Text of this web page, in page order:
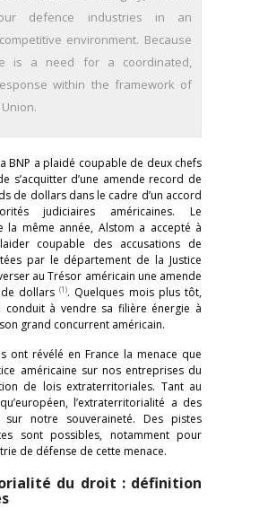
defence industries in an
environment. Because
is a need for a coordinated,
within the framework of
BNP a plaidé coupable de deux chefs
s’acquitter d’une amende record de
de dollars dans le cadre d’un accord
judiciaires américaines. Le
la même année, Alstom a accepté à
coupable des accusations de
par le département de la Justice
au Trésor américain une amende
de dollars(1). Quelques mois plus tôt,
conduit à vendre sa filière énergie à
grand concurrent américain.
ont révélé en France la menace que
américaine sur nos entreprises du
de lois extraterritoriales. Tant au
l’extraterritorialité a des
sur notre souveraineté. Des pistes
sont possibles, notamment pour
de défense de cette menace.
du droit : définition